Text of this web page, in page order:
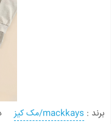
برند : mackkays/مک کیز